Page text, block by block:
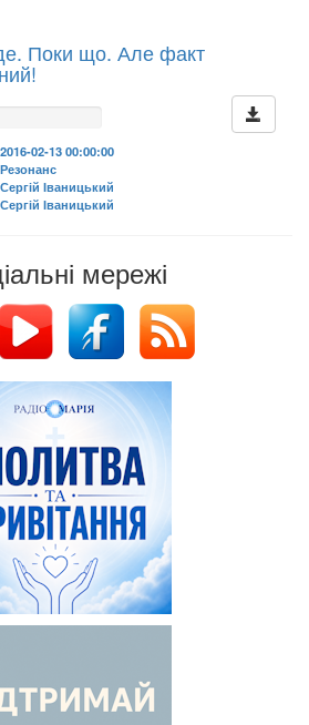
Поки що. Але факт
2016-02-13 00:00:00
Резонанс
Сергій Іваницький
Сергій Іваницький
мережі